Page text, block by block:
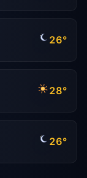
26°
28°
26°